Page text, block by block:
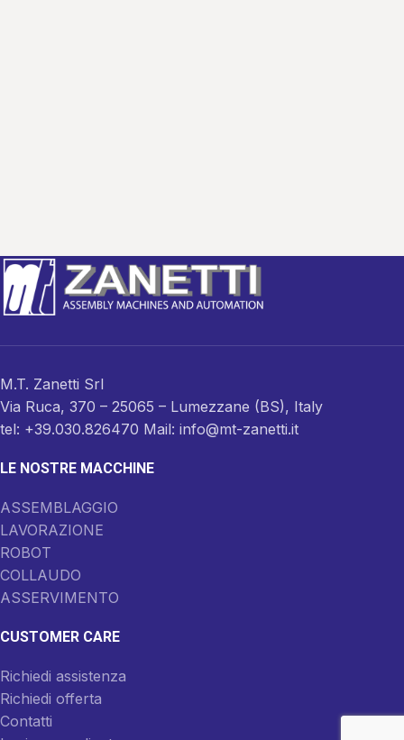
M.T. Zanetti Srl
Via Ruca, 370 – 25065 – Lumezzane (BS), Italy
tel: +39.030.826470 Mail: info@mt-zanetti.it
LE NOSTRE MACCHINE
ASSEMBLAGGIO
LAVORAZIONE
ROBOT
COLLAUDO
ASSERVIMENTO
CUSTOMER CARE
Richiedi assistenza
Richiedi offerta
Contatti